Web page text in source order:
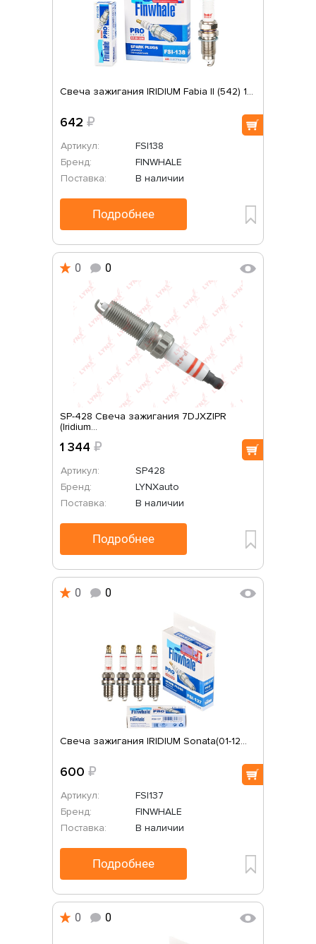
Свеча зажигания IRIDIUM Fabia II (542) 1...
642 ₽
Артикул:
FSI138
Бренд:
FINWHALE
Поставка:
В наличии
Подробнее
0 0
SP-428 Свеча зажигания 7DJXZIPR
(Iridium...
1 344 ₽
Артикул:
SP428
Бренд:
LYNXauto
Поставка:
В наличии
Подробнее
0 0
Свеча зажигания IRIDIUM Sonata(01-12...
600 ₽
Артикул:
FSI137
Бренд:
FINWHALE
Поставка:
В наличии
Подробнее
0 0